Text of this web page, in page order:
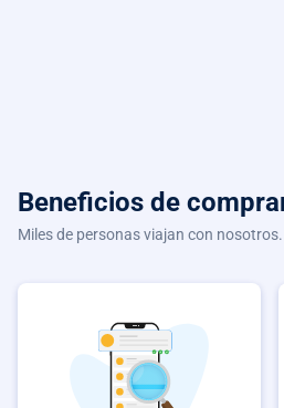
Beneficios de
Miles de personas viajan con